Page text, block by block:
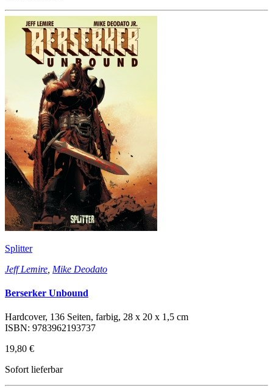
Splitter
Jeff Lemire Mike Deodato
Berserker Unbound
Hardcover, 136 Seiten, farbig, 28 x 20 x 1,5 cm
ISBN: 9783962193737
19,80 €
Sofort lieferbar